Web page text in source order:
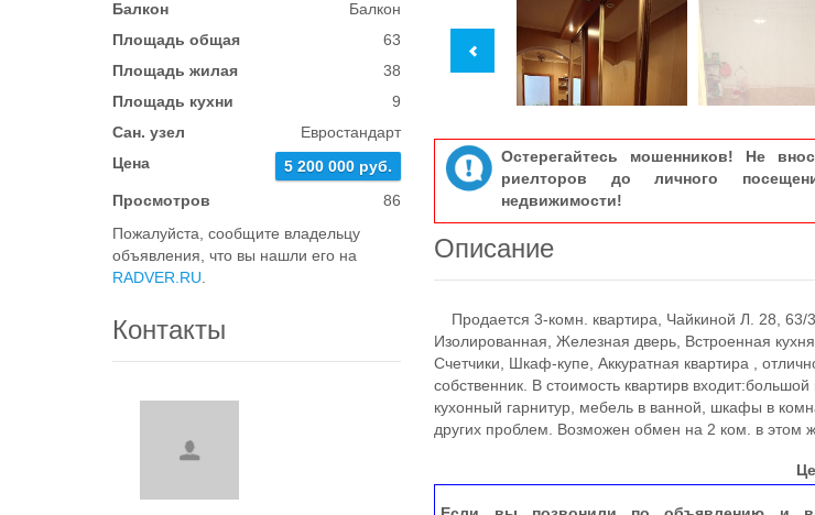
Балкон
Балкон
Площадь общая
63
Площадь жилая
38
Площадь кухни
9
Сан. узел
Евростандарт
Цена
5 200 000 руб.
Просмотров
86
Пожалуйста, сообщите владельцу
объявления, что вы нашли его на
RADVER.RU
Контакты
Остерегайтесь мошенников! Не
риелторов до личного
недвижимости!
Описание
Продается 3-комн. квартира, Чайкиной Л. 28, 63/
Изолированная, Железная дверь, Встроенная
Счетчики, Шкаф-купе, Аккуратная квартира ,
собственник. В стоимость квартирв
кухонный гарнитур, мебель в ванной, шкафы в
других проблем. Возможен обмен на 2 ком. в этом